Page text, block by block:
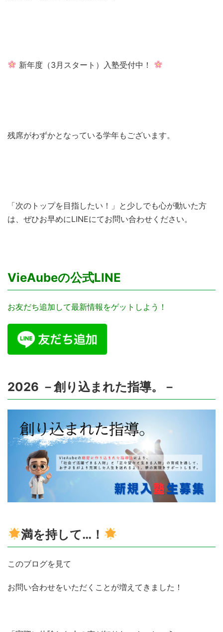
新年度（3月スタート）入塾受付中！
残席がわずかとなっている学年もございます。
「次のトップを目指したい！」と少しでも心が動いた方
は、ぜひお早めにLINEにてお問い合わせください。
VieAubeの公式LINE
お友だち追加して最新情報をゲットしよう！
2026 －創り込まれた指導。－
満を持して…！
このブログを見て
お問い合わせをいただくことが増えてきました！